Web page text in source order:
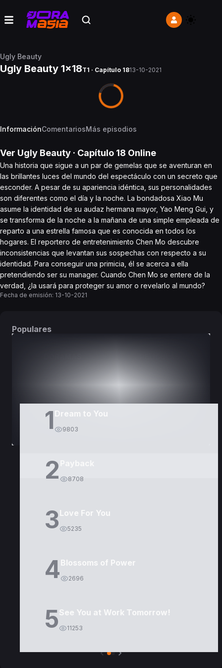
Ugly Beauty
Ugly Beauty 1x18T1 · Capítulo 1813-10-2021
InformaciónComentariosMás episodios
Ver Ugly Beauty · Capítulo 18 Online
Una historia que sigue a un par de gemelas que se aventuran en
las brillantes luces del mundo del espectáculo con un secreto que
esconder. A pesar de su apariencia idéntica, sus personalidades
son diferentes como el día y la noche. La bondadosa Xiao Mu
asume la identidad de su audaz hermana mayor, Yao Meng Gui, y
se transforma de la noche a la mañana de una simple empleada de
reparto a una estrella famosa que es conocida en todos los
hogares. El reportero de entretenimiento Chen Mo descubre
inconsistencias que levantan sus sospechas con respecto a su
identidad. Para conseguir una primicia, él se acerca a ella
pretendiendo ser su manager. Cuando Chen Mo se entere de la
verdad, ¿la usará para proteger su amor o revelarlo al mundo?
Fecha de emisión: 13-10-2021
Populares
1 Dream to You
9803
2 8708
3Love For You
5235
4Blossoms of Power
2696
5See You at Work Tomorrow!
11253